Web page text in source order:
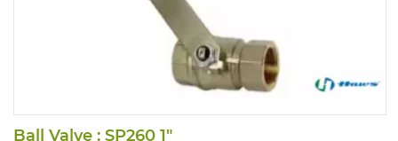
Ball Valve : SP260 1"